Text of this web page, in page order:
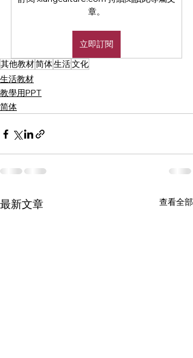
章。
立即訂閱
其他教材简体生活文化
生活教材
教學用PPT
简体
最新文章 查看全部